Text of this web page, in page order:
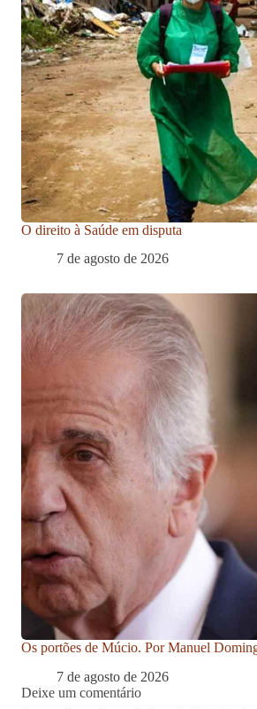
O direito à Saúde em disputa
7 de agosto de 2026
Os portões de Múcio. Por Manuel
7 de agosto de 2026
Deixe um comentário